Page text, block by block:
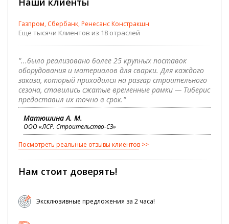
Газпром, Сбербанк, Ренесанс Констракшн
Еще тысячи Клиентов из 18 отраслей
"...было реализовано более 25 крупных поставок
оборудования и материалов для сварки. Для каждого
заказа, который приходился на разгар строительного
сезона, ставились сжатые временные рамки — Тиберис
предоставил их точно в срок."
Матюшина А. М.
ООО «ЛСР. Строительство-СЗ»
Посмотреть реальные отзывы клиентов
Нам стоит доверять!
Эксклюзивные предложения за 2 часа!